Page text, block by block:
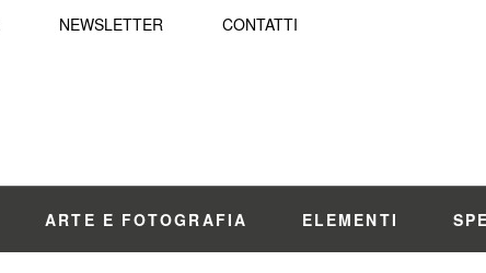
NEWSLETTER CONTATTI
ARTE E FOTOGRAFIA ELEMENTI